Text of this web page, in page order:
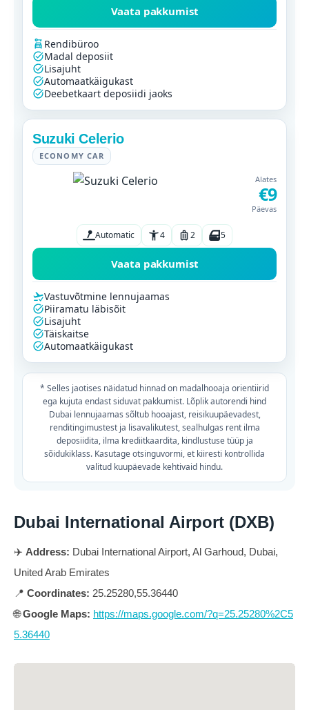
Vaata pakkumist
Rendibüroo
Madal deposiit
Lisajuht
Automaatkäigukast
Deebetkaart deposiidi jaoks
Suzuki Celerio
ECONOMY CAR
Alates
€9
Päevas
Automatic 4 2 5
Vaata pakkumist
Vastuvõtmine lennujaamas
Piiramatu läbisõit
Lisajuht
Täiskaitse
Automaatkäigukast
* Selles jaotises näidatud hinnad on madalhooaja orientiirid
ega kujuta endast siduvat pakkumist. Lõplik autorendi hind
Dubai lennujaamas sõltub hooajast, reisikuupäevadest,
renditingimustest ja lisavalikutest, sealhulgas rent ilma
deposiidita, ilma krediitkaardita, kindlustuse tüüp ja
sõidukiklass. Kasutage otsinguvormi, et kiiresti kontrollida
valitud kuupäevade kehtivaid hindu.
Dubai International Airport (DXB)
✈️ Address: Dubai International Airport, Al Garhoud, Dubai,
United Arab Emirates
📍 Coordinates: 25.25280,55.36440
🌐Google Maps: https://maps.google.com/?q=25.25280%2C5
5.36440